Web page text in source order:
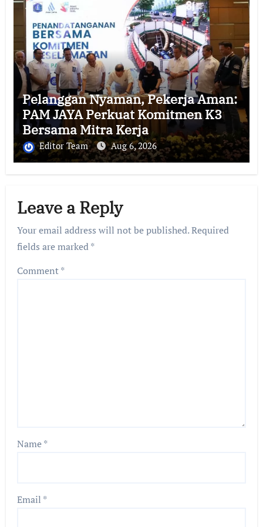
Pelanggan Nyaman, Pekerja Aman:
PAM JAYA Perkuat Komitmen K3
Bersama Mitra Kerja
Editor Team Aug 6, 2026
Leave a Reply
Your email address will not be published.Required
fields are marked*
Comment*
Name*
Email *